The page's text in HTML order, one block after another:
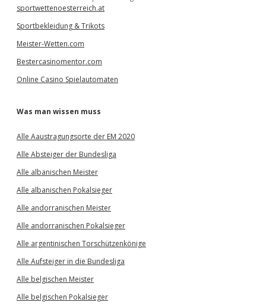
sportwettenoesterreich.at
Sportbekleidung & Trikots
Meister-Wetten.com
Bestercasinomentor.com
Online Casino Spielautomaten
Was man wissen muss
Alle Aaustragungsorte der EM 2020
Alle Absteiger der Bundesliga
Alle albanischen Meister
Alle albanischen Pokalsieger
Alle andorranischen Meister
Alle andorranischen Pokalsieger
Alle argentinischen Torschützenkönige
Alle Aufsteiger in die Bundesliga
Alle belgischen Meister
Alle belgischen Pokalsieger